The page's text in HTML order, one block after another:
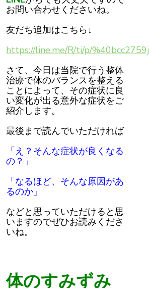
お問い合わせくださいね。
友だち追加はこちら↓
https://line.me/R/ti/p/%40bcc2759j
さて、今日は当院で行う整体
治療で体のバランスを整える
ことによって、その症状に良
い変化が出る意外な症状をご
紹介します。
最後まで読んでいただければ
「え？そんな症状が良くなる
の？」
「なるほど、そんな原因があ
るのか」
などと思っていただけると思
いますのでぜひお読みくださ
いね。
体のすみずみ